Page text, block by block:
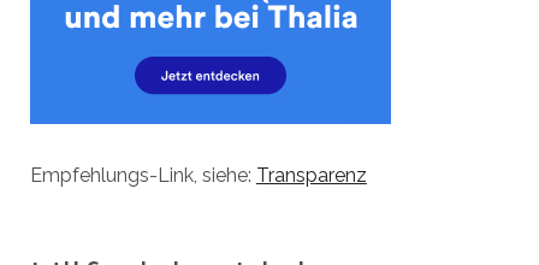
Empfehlungs-Link, siehe: Transparenz